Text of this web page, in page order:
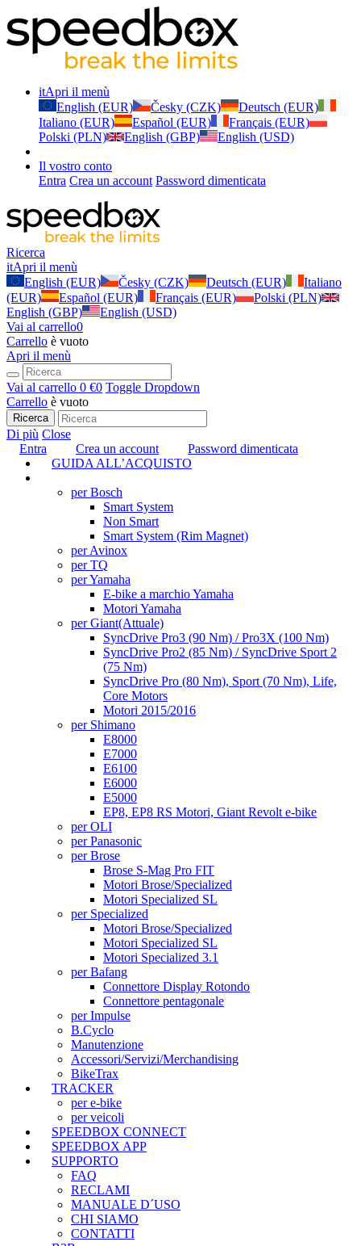
itApri il menù
English (EUR)
Česky (CZK)
Deutsch (EUR)
Italiano (EUR)
Español (EUR)
Français (EUR)
Polski (PLN)
English (GBP) English (USD)
Il vostro conto
Entra Crea un account Password dimenticata
Ricerca
itApri il menù
English (EUR)
Česky (CZK) Deutsch (EUR)
Italiano
(EUR)
Español (EUR) Français (EUR)
Polski (PLN)
English (GBP)
English (USD)
Vai al carrello0
Carrello è vuoto
Apri il menù
Vai al carrello 0 €0 Toggle Dropdown
Carrello è vuoto
Ricerca
Di più Close
Entra
Crea un account
Password dimenticata
GUIDA ALL’ACQUISTO
per Bosch
Smart System
Non Smart
Smart System (Rim Magnet)
per Avinox
per TQ
per Yamaha
E-bike a marchio Yamaha
Motori Yamaha
per Giant(Attuale)
SyncDrive Pro3 (90 Nm) / Pro3X (100 Nm)
SyncDrive Pro2 (85 Nm) / SyncDrive Sport 2
(75 Nm)
SyncDrive Pro (80 Nm), Sport (70 Nm), Life,
Core Motors
Motori 2015/2016
per Shimano
E8000
E7000
E6100
E6000
E5000
EP8, EP8 RS Motori, Giant Revolt e-bike
per OLI
per Panasonic
per Brose
Brose S-Mag Pro FIT
Motori Brose/Specialized
Motori Specialized SL
per Specialized
Motori Brose/Specialized
Motori Specialized SL
Motori Specialized 3.1
per Bafang
Connettore Display Rotondo
Connettore pentagonale
per Impulse
B.Cyclo
Manutenzione
Accessori/Servizi/Merchandising
BikeTrax
TRACKER
per e-bike
per veicoli
SPEEDBOX CONNECT
SPEEDBOX APP
SUPPORTO
FAQ
RECLAMI
MANUALE D´USO
CHI SIAMO
CONTATTI